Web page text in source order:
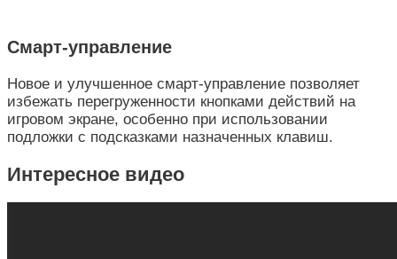
Смарт-управление
Новое и улучшенное смарт-управление позволяет
избежать перегруженности кнопками действий на
игровом экране, особенно при использовании
подложки с подсказками назначенных клавиш.
Интересное видео